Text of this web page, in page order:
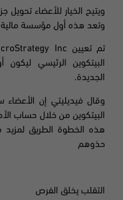
ويتيح الخيار للأعضاء تحويل
وتعد هذه أول مؤسسة
تم تعيين Inc
البيتكوين الرئيسي
الجديدة.
وقال فيديليتي إن الأعضاء
البيتكوين من خلال حساب
هذه الخطوة الطريق لمزيد
حذوهم
التقلب يخلق الفرص